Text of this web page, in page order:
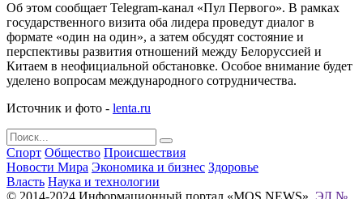
Об этом сообщает Telegram-канал «Пул Первого». В рамках
государственного визита оба лидера проведут диалог в
формате «один на один», а затем обсудят состояние и
перспективы развития отношений между Белоруссией и
Китаем в неофициальной обстановке. Особое внимание будет
уделено вопросам международного сотрудничества.
Источник и фото - lenta.ru
Спорт Общество Происшествия
Новости Мира Экономика и бизнес Здоровье
Власть Наука и технологии